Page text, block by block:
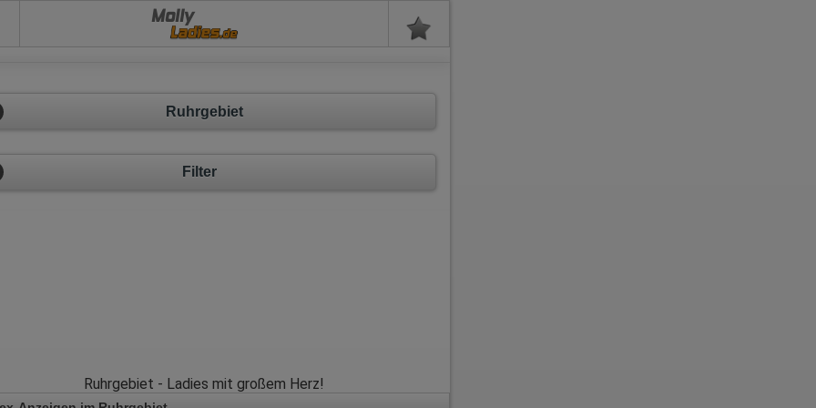
Molly
Ruhrgebiet
Filter
Ruhrgebiet - Ladies mit großem Herz!